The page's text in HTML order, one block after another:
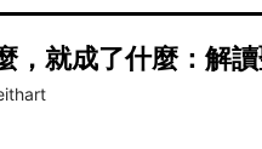
，就成了什麼：解